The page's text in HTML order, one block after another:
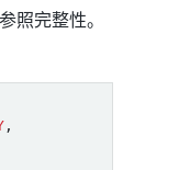
照完整性。
,